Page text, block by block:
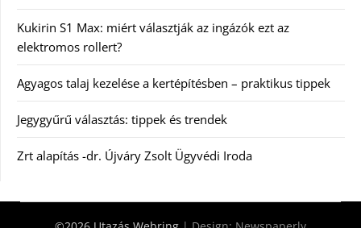
Kukirin S1 Max: miért választják az ingázók ezt az
elektromos rollert?
Agyagos talaj kezelése a kertépítésben – praktikus tippek
Jegygyűrű választás: tippek és trendek
Zrt alapítás -dr. Újváry Zsolt Ügyvédi Iroda